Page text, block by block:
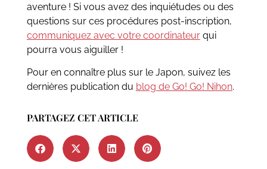
aventure ! Si vous avez des inquiétudes ou des
questions sur ces procédures post-inscription,
communiquez avec votre coordinateurqui
pourra vous aiguiller !
Pour en connaître plus sur le Japon, suivez les
dernières publication du blog de Go! Go! Nihon.
PARTAGEZ CET ARTICLE